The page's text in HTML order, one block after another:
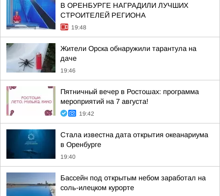
В ОРЕНБУРГЕ НАГРАДИЛИ ЛУЧШИХ
СТРОИТЕЛЕЙ РЕГИОНА
19:48
Жители Орска обнаружили тарантула на
даче
19:46
Пятничный вечер в Ростошах: программа
мероприятий на 7 августа!
19:42
Стала известна дата открытия океанариума
в Оренбурге
19:40
Бассейн под открытым небом заработал на
соль-илецком курорте